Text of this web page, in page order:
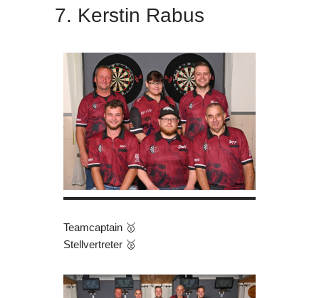
Kerstin Rabus
Teamcaptain 🥇
Stellvertreter 🥈